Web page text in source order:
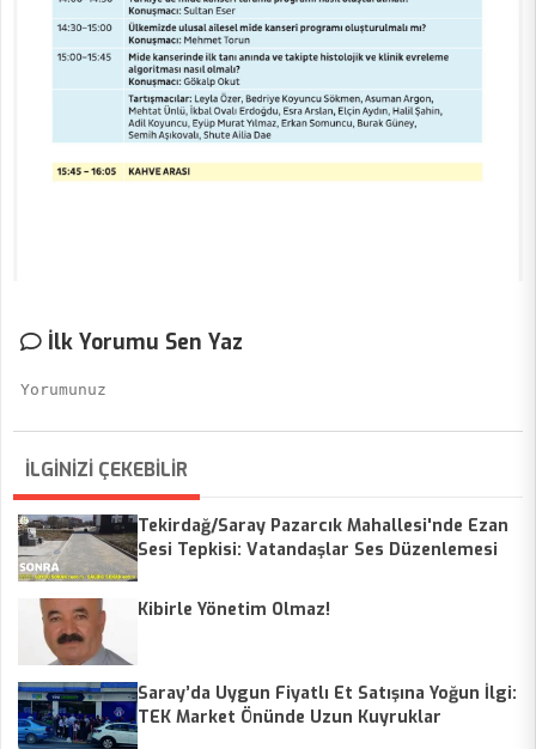
İlk Yorumu Sen Yaz
İLGİNİZİ ÇEKEBİLİR
Tekirdağ/Saray Pazarcık Mahallesi'nde Ezan
Sesi Tepkisi: Vatandaşlar Ses Düzenlemesi
Kibirle Yönetim Olmaz!
Saray’da Uygun Fiyatlı Et Satışına Yoğun İlgi:
TEK Market Önünde Uzun Kuyruklar